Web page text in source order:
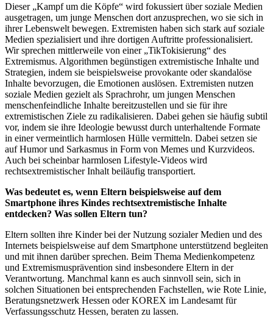
Dieser „Kampf um die Köpfe“ wird fokussiert über soziale Medien
ausgetragen, um junge Menschen dort anzusprechen, wo sie sich in
ihrer Lebenswelt bewegen. Extremisten haben sich stark auf soziale
Medien spezialisiert und ihre dortigen Auftritte professionalisiert.
Wir sprechen mittlerweile von einer „TikTokisierung“ des
Extremismus. Algorithmen begünstigen extremistische Inhalte und
Strategien, indem sie beispielsweise provokante oder skandalöse
Inhalte bevorzugen, die Emotionen auslösen. Extremisten nutzen
soziale Medien gezielt als Sprachrohr, um jungen Menschen
menschenfeindliche Inhalte bereitzustellen und sie für ihre
extremistischen Ziele zu radikalisieren. Dabei gehen sie häufig subtil
vor, indem sie ihre Ideologie bewusst durch unterhaltende Formate
in einer vermeintlich harmlosen Hülle vermitteln. Dabei setzen sie
auf Humor und Sarkasmus in Form von Memes und Kurzvideos.
Auch bei scheinbar harmlosen Lifestyle-Videos wird
rechtsextremistischer Inhalt beiläufig transportiert.
Was bedeutet es, wenn Eltern beispielsweise auf dem
Smartphone ihres Kindes rechtsextremistische Inhalte
entdecken? Was sollen Eltern tun?
Eltern sollten ihre Kinder bei der Nutzung sozialer Medien und des
Internets beispielsweise auf dem Smartphone unterstützend begleiten
und mit ihnen darüber sprechen. Beim Thema Medienkompetenz
und Extremismusprävention sind insbesondere Eltern in der
Verantwortung. Manchmal kann es auch sinnvoll sein, sich in
solchen Situationen bei entsprechenden Fachstellen, wie Rote Linie,
Beratungsnetzwerk Hessen oder KOREX im Landesamt für
Verfassungsschutz Hessen, beraten zu lassen.